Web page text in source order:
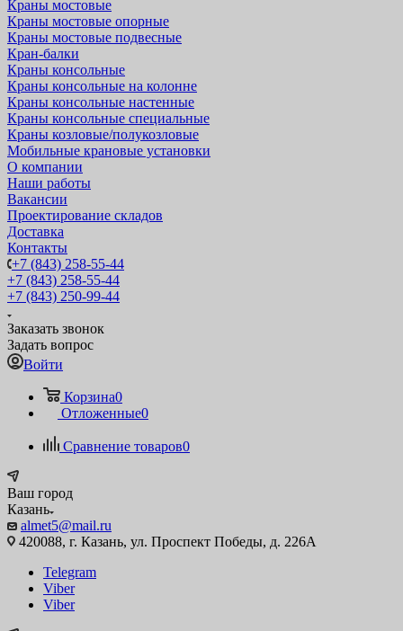
Краны мостовые
Краны мостовые опорные
Краны мостовые подвесные
Кран-балки
Краны консольные
Краны консольные на колонне
Краны консольные настенные
Краны консольные специальные
Краны козловые/полукозловые
Мобильные крановые установки
О компании
Наши работы
Вакансии
Проектирование складов
Доставка
Контакты
+7 (843) 258-55-44
+7 (843) 258-55-44
+7 (843) 250-99-44
Заказать звонок
Задать вопрос
Войти
Корзина0
Отложенные0
Сравнение товаров0
Ваш город
Казань
almet5@mail.ru
420088, г. Казань, ул. Проспект Победы, д. 226А
Telegram
Viber
Viber